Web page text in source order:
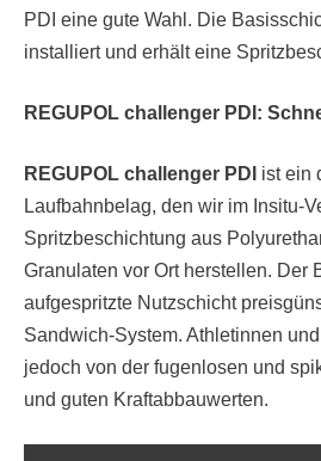
PDI eine gute Wahl. Die
installiert und erhält eine
REGUPOL challenger PDI:
REGUPOL challenger PDI ist ein
Laufbahnbelag, den wir im Insitu-
Spritzbeschichtung aus
Granulaten vor Ort herstellen. Der
aufgespritzte Nutzschicht
Sandwich-System. Athletinnen
jedoch von der fugenlosen und
und guten Kraftabbauwerten.